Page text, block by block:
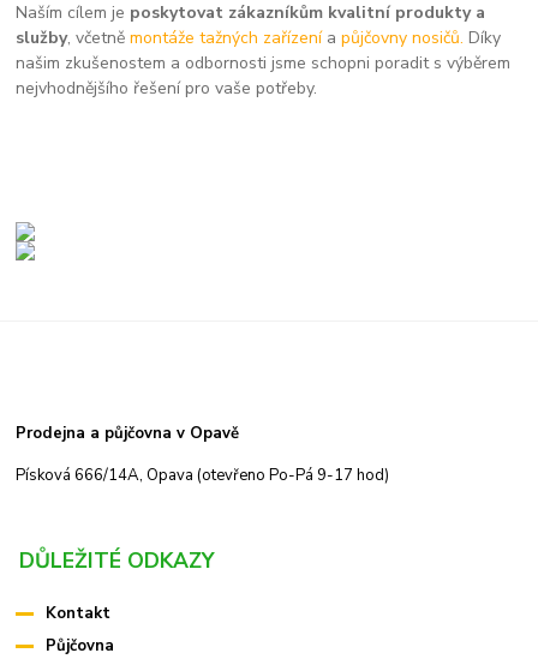
Naším cílem je poskytovat zákazníkům kvalitní produkty a
služby, včetněmontáže tažných zařízení apůjčovny nosičů. Díky
našim zkušenostem a odbornosti jsme schopni poradit s výběrem
nejvhodnějšího řešení pro vaše potřeby.
Prodejna a půjčovna v Opavě
Písková 666/14A, Opava (otevřeno Po-Pá 9-17 hod)
DŮLEŽITÉ ODKAZY
Kontakt
Půjčovna